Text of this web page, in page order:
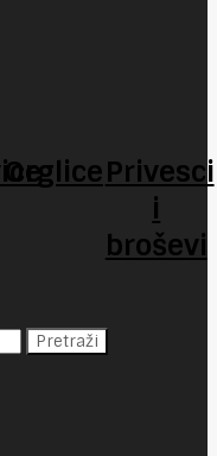
OrglicePrivesci
i
broševi
Pretraži